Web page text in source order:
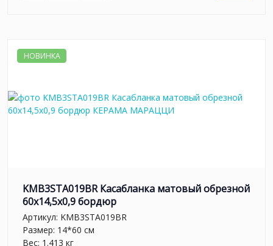
НОВИНКА
KMB3STA019BR Касабланка матовый обрезной
60x14,5x0,9 бордюр
Артикул: KMB3STA019BR
Размер: 14*60 см
Вес: 1.413 кг